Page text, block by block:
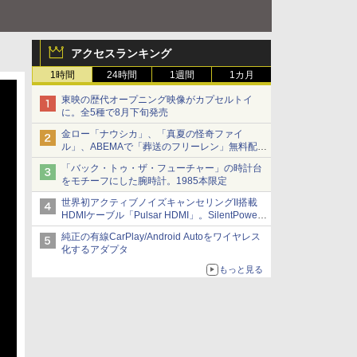
アクセスランキング
1時間 24時間 1週間 1カ月
東映の歴代オープニング映像がカプセルトイ
に。全5種で8月下旬発売
金ロー「ナウシカ」、「真夏の怪奇ファイ
ル」、ABEMAで「葬送のフリーレン」無料配信
など。夏の特番・配信情報
「バック・トゥ・ザ・フューチャー」の時計台
をモチーフにした腕時計。1985本限定
世界初アクティブノイズキャンセリングII搭載
HDMIケーブル「Pulsar HDMI」。SilentPower
から
純正の有線CarPlay/Android Autoをワイヤレス
化するアダプタ
もっと見る